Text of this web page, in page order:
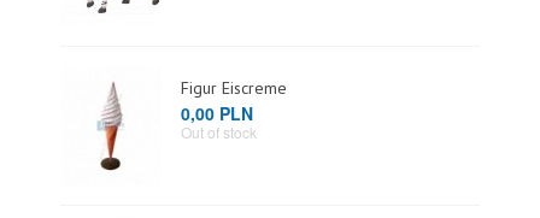
Figur Eiscreme
0,00 PLN
Out of stock